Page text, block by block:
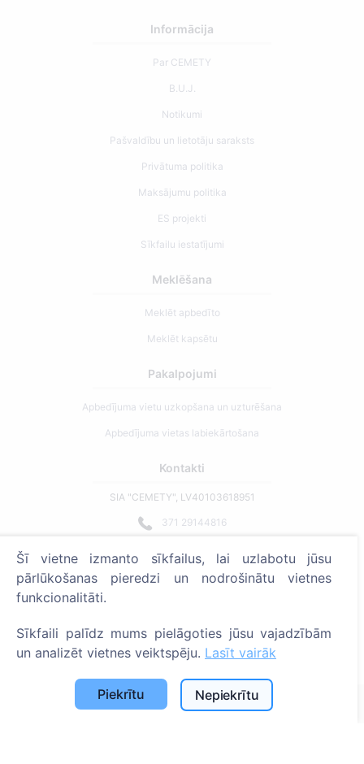
Informācija
Par CEMETY
B.U.J.
Notikumi
Pašvaldību un lietotāju saraksts
Privātuma politika
Maksājumu politika
ES projekti
Sīkfailu iestatījumi
Meklēšana
Meklēt apbedīto
Meklēt kapsētu
Pakalpojumi
Apbedījuma vietu uzkopšana un uzturēšana
Apbedījuma vietas labiekārtošana
Kontakti
SIA "CEMETY", LV40103618951
371 29144816
Strādājam visā Latvijā!
Administratoriem
© 2013 - 2026 Cemety Visas tiesības aizsargātas
Privātuma politika un noteikumi.
Šī vietne izmanto sīkfailus, lai uzlabotu jūsu
pārlūkošanas pieredzi un nodrošinātu vietnes
funkcionalitāti.
Sīkfaili palīdz mums pielāgoties jūsu vajadzībām
un analizēt vietnes veiktspēju. Lasīt vairāk
Piekrītu Nepiekrītu